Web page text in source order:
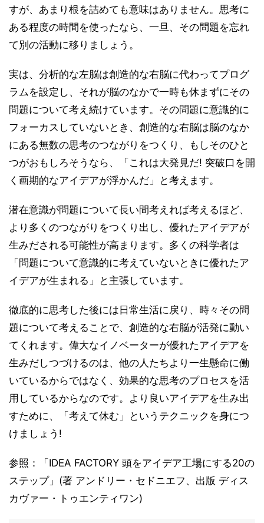
すが、あまり根を詰めても意味はありません。思考に
ある程度の時間を使ったなら、一旦、その問題を忘れ
て別の活動に移りましょう。
実は、分析的な左脳は創造的な右脳に代わってプログ
ラムを設定し、それが脳のなかで一時も休まずにその
問題について考え続けています。その問題に意識的に
フォーカスしていないとき、創造的な右脳は脳のなか
にある無数の思考のつながりをつくり、もしそのひと
つがおもしろそうなら、「これは大発見だ! 突破口を開
く画期的なアイデアが浮かんだ」と考えます。
潜在意識が問題について長い間考えれば考えるほど、
より多くのつながりをつくり出し、優れたアイデアが
生みだされる可能性が高まります。多くの科学者は
「問題について意識的に考えていないときに優れたア
イデアが生まれる」と主張しています。
徹底的に思考した後には日常生活に戻り、時々その問
題について考えることで、創造的な右脳が活発に動い
てくれます。偉大なイノベーターが優れたアイデアを
生みだしつづけるのは、他の人たちより一生懸命に働
いているからではなく、効果的な思考のプロセスを活
用しているからなのです。より良いアイデアを生み出
すために、「考えて休む」というテクニックを身につ
けましょう!
参照：「IDEA FACTORY 頭をアイデア工場にする20の
ステップ」(著 アンドリー・セドニエフ、出版 ディス
カヴァー・トゥエンティワン)